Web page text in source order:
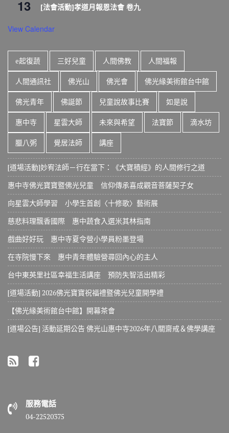
13 [法會活動]孝道月報恩法會 卷九
View Calendar
e起復蔬 三好兒童 人間佛教 人間福報
人間通訊社 佛光山 佛光會 佛光緣美術館台中館
佛光青年 佛誕節 兒童說故事比賽 如是說
惠中寺 星雲大師 未來與希望 法寶節 滴水坊
臘八粥 覺居法師 講座
[道場活動]妙宥法師－行在當下：《大寶積經》的人間修行之道
惠中寺佛光寶寶暨佛光兒童 信仰傳承喜成觀音菩薩契子女
向星雲大師學習 小學生首創〈十修歌〉藝術展
慈悲料理飄香國際 惠中蔬食入選米其林指南
戲曲好好玩 惠中寺夏令營小學員粉墨登場
在寺院慢下來 惠中青年體驗營尋回內心的主人
台中東英里社區幸福生活講座 預防失智活出精彩
[道場活動] 2026佛光寶寶祝福禮暨佛光兒童開學禮
【佛光緣美術館台中館】開幕茶會
[道場公告] 活動延期公告 佛光山惠中寺2026年八關齋戒＆佛學講座
服務電話
04-22520375